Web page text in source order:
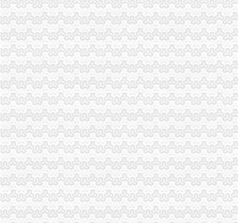
出口货物退运流程
货物出口的业务流程[1]-国际货运代理-无忧考网
货物进出口流程.ppt
【货物出口全部流程】价格_厂家_图片-Hc360慧聪网
出口货物流程_已解决-阿里巴巴生意经
出口货物流程.ppt
出口货物流程_已解决-阿里巴巴生意经
海运货物出口操作流程_百度经验
出口货物流程[1]
货物出口越南通关流程
物流公司货物出口流程-搬家物流-久久信息网
集装箱货物出口过程中的一般流程介绍——运去哪
出口货物流程_中华文本库